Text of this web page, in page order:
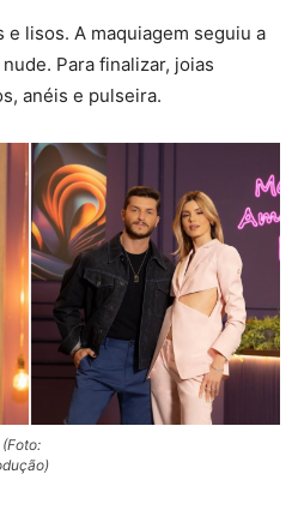
e lisos. A maquiagem seguiu a
Para finalizar, joias
anéis e pulseira.